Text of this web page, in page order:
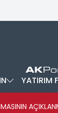
YATIRIM